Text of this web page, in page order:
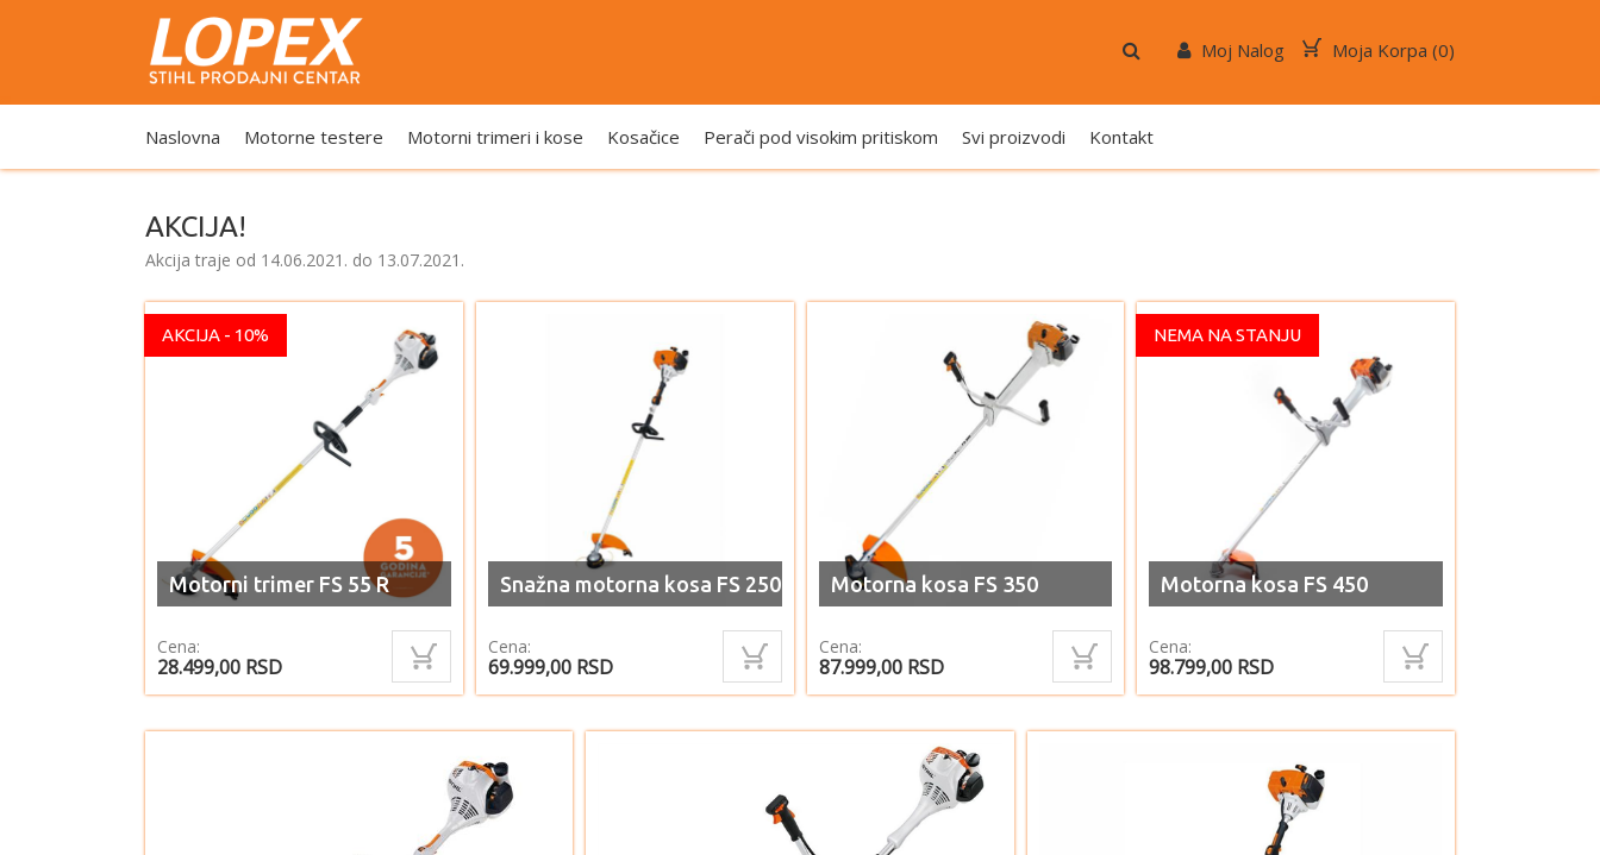
Moja Korpa (0)
Moj Nalog
Naslovna Motorne testere Motorni trimeri i kose Kosačice Perači pod visokim pritiskom Svi proizvodi Kontakt
AKCIJA!
Akcija traje od 14.06.2021. do 13.07.2021.
AKCIJA - 10%
Motorni trimer FS 55 R
Cena:
28.499,00 RSD
Snažna motorna kosa FS 250
Cena:
69.999,00 RSD
Motorna kosa FS 350
Cena:
87.999,00 RSD
NEMA NA STANJU
Motorna kosa FS 450
Cena:
98.799,00 RSD